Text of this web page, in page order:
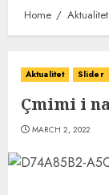
Home Aktualitet
Aktualitet Slider
Çmimi i
MARCH 2, 2022